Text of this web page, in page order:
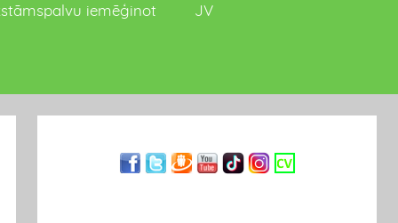
iemēģinot JV